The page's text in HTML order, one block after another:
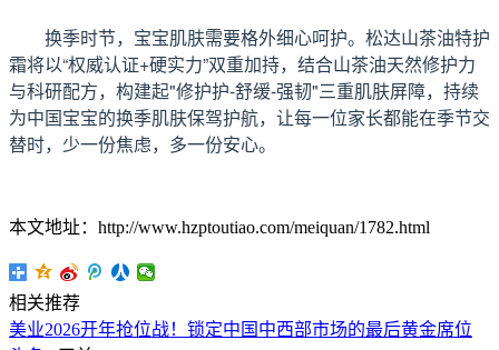
换季时节，宝宝肌肤需要格外细心呵护。松达山茶油特护
霜将以“权威认证+硬实力”双重加持，结合山茶油天然修护力
与科研配方，构建起"修护护-舒缓-强韧"三重肌肤屏障，持续
为中国宝宝的换季肌肤保驾护航，让每一位家长都能在季节交
替时，少一份焦虑，多一份安心。
本文地址：http://www.hzptoutiao.com/meiquan/1782.html
相关推荐
美业2026开年抢位战！锁定中国中西部市场的最后黄金席位